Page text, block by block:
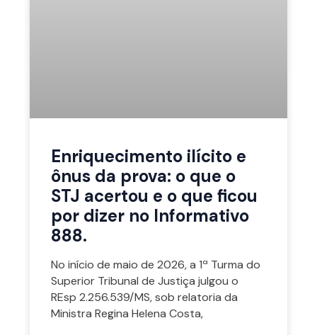
Enriquecimento ilícito e
ônus da prova: o que o
STJ acertou e o que ficou
por dizer no Informativo
888.
No início de maio de 2026, a 1ª Turma do
Superior Tribunal de Justiça julgou o
REsp 2.256.539/MS, sob relatoria da
Ministra Regina Helena Costa,